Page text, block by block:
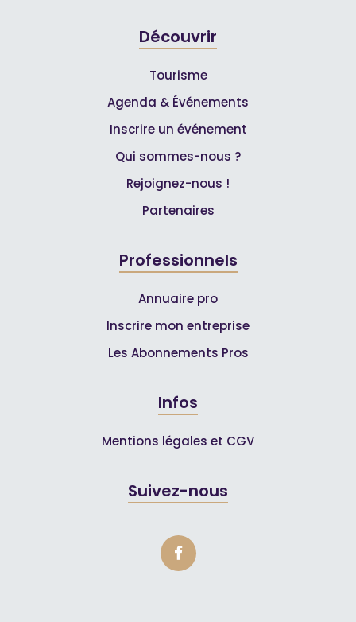
Découvrir
Tourisme
Agenda & Événements
Inscrire un événement
Qui sommes-nous ?
Rejoignez-nous !
Partenaires
Professionnels
Annuaire pro
Inscrire mon entreprise
Les Abonnements Pros
Infos
Mentions légales et CGV
Suivez-nous